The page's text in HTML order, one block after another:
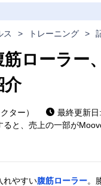
ス > トレーニング >
筋ローラ
介
ター）
最終更新
と、売上の一部が
れやすい腹筋ローラー。